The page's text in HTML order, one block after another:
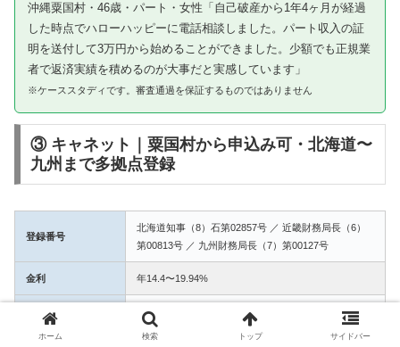
沖縄粟国村・46歳・パート・女性「自己破産から1年4ヶ月が経過
した時点でハローハッピーに電話相談しました。パート収入の証
明を送付して3万円から始めることができました。少額でも正規業
者で返済実績を積めるのが大事だと実感しています」
※ケーススタディです。審査通過を保証するものではありません
③ キャネット｜粟国村から申込み可・北海道〜
九州まで多拠点登録
登録番号
北海道知事（8）石第02857号 ／ 近畿財務局長（6）
第00813号 ／ 九州財務局長（7）第00127号
金利 年14.4〜19.94%
融資額 1万〜50万円
ホーム 検索 トップ サイドバー